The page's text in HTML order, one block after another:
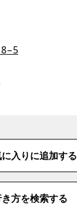
入りに追加する
方を検索する